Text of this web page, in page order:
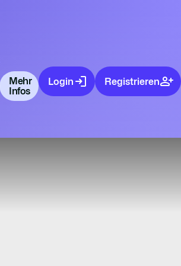
Mehr
Infos
Login Registrieren